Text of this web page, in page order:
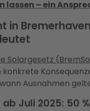
lassen – ein
in
Solargesetz
Ausnahmen
Juli 2025: 50